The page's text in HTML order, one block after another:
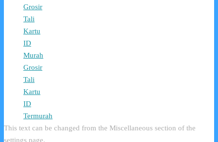
Grosir
Tali
Kartu
ID
Murah
Grosir
Tali
Kartu
ID
Termurah
This text can be changed from the Miscellaneous section of the
settings page.